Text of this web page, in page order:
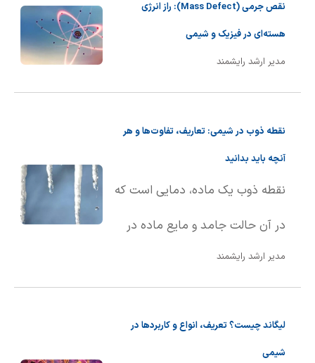
نقص جرمی (Mass Defect): راز انرژی
هسته‌ای در فیزیک و شیمی
مدیر ارشد رایشمند
نقطه ذوب در شیمی: تعاریف، تفاوت‌ها و هر
آنچه باید بدانید
نقطه ذوب یک ماده، دمایی است که
در آن حالت جامد و مایع ماده در
تعادل با یکدیگر قرار دارند. به بیان
ماده از حالت جامد به حالت مایع
مدیر ارشد رایشمند
لیگاند چیست؟ تعریف، انواع و کاربردها در
شیمی